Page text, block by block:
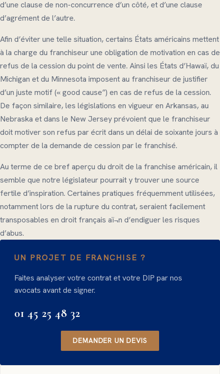
d’une clause de non-concurrence d’un côté, et d’une clause
d’agrément de l’autre.
Afin d’éviter une telle situation, certains États américains mettent
à la charge du franchiseur une obligation de motivation en cas de
refus de la cession du point de vente. Ainsi les États d’Hawaï, du
Michigan et du Minnesota imposent au franchiseur de justifier
d’un juste motif (« good cause”) en cas de refus de la cession.
De façon similaire, les législations en vigueur en Arkansas, au
Nebraska et dans le New Jersey prévoient que le franchiseur
doit motiver son refus par écrit dans un délai de soixante jours à
compter de la demande de cession par le franchisé.
Au terme de ce bref aperçu du droit de la franchise américain, il
semble que notre législateur pourrait y trouver une source
fertile d’inspiration. Certaines pratiques fréquemment utilisées,
notamment lors de la rupture du contrat, seraient facilement
transposables en droit français aï¬n d’endiguer les risques
d’abus.
UN PROJET DE FRANCHISE ?
Faites analyser votre contrat et votre DIP par nos
avocats avant de signer.
01 45 25 48 32
DEMANDER UN DEVIS